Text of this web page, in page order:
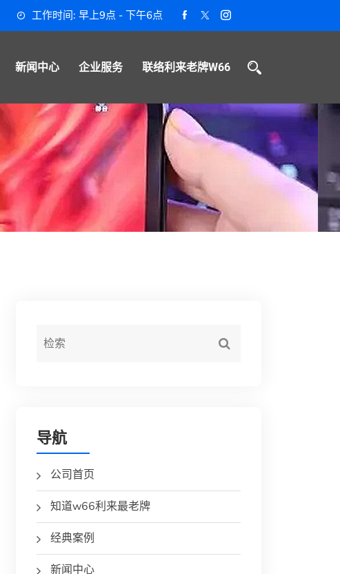
工作时间: 早上9点 - 下午6点
新闻中心 企业服务 联络利来老牌W66
导航
公司首页
知道w66利来最老牌
经典案例
新闻中心